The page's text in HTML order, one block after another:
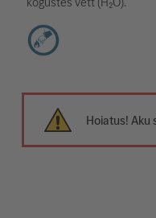
Hoiatus! Aku